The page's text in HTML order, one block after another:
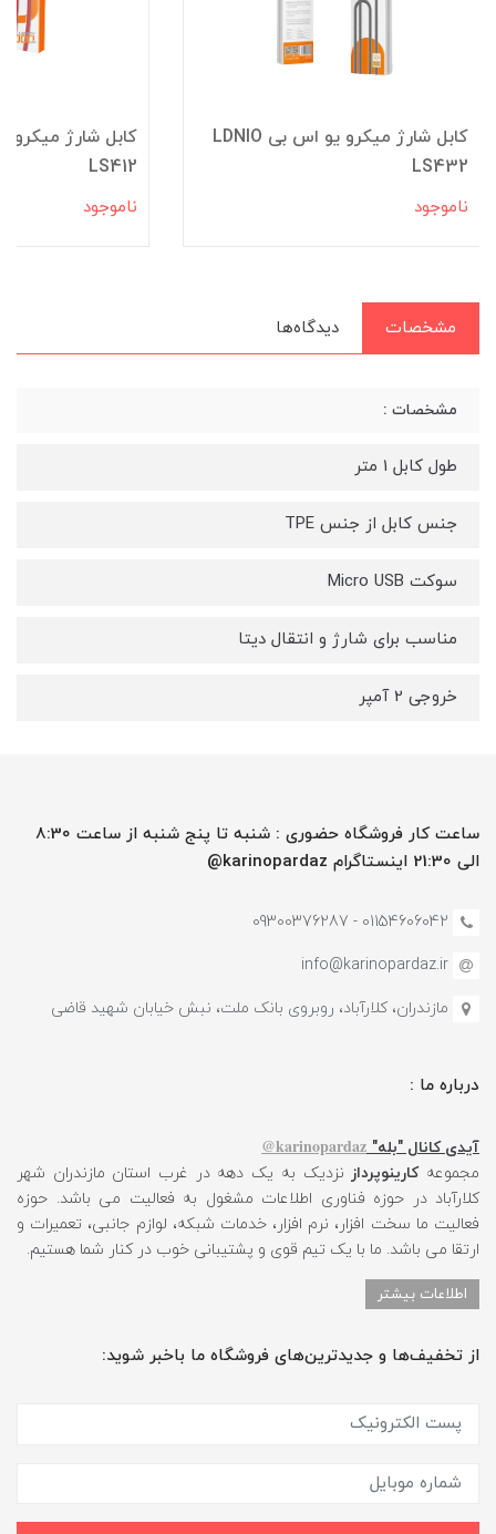
کابل شارژ میکرو یو اس بی LDNIO
LS432
ناموجود
LS412
ناموجود
مشخصات دیدگاه‌ها
مشخصات :
طول کابل 1 متر
جنس کابل از جنس TPE
سوکت Micro USB
مناسب برای شارژ و انتقال دیتا
خروجی 2 آمپر
ساعت کار فروشگاه حضوری : شنبه تا پنج شنبه از ساعت 8:30
الی 21:30 اینستاگرام karinopardaz@
01154606042 - 09300376287
info@karinopardaz.ir
مازندران، کلارآباد، روبروی بانک ملت، نبش خیابان شهید قاضی
درباره ما :
آیدی کانال "بله" karinopardaz@
مجموعهکارینوپرداز نزدیک به یک دهه در غرب استان مازندران شهر
کلارآباد در حوزه فناوری اطلاعات مشغول به فعالیت می باشد. حوزه
فعالیت ما سخت افزار، نرم افزار، خدمات شبکه، لوازم جانبی، تعمیرات و
ارتقا می باشد. ما با یک تیم قوی و پشتیبانی خوب در کنار شما هستیم.
اطلاعات بیشتر
از تخفیف‌ها و جدیدترین‌های فروشگاه ما باخبر شوید: